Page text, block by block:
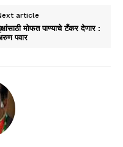
article
मोफत पाण्याचे टँकर देणार :
पवार